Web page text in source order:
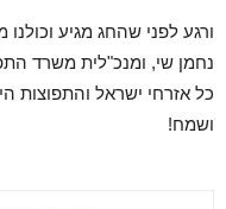
ורגע לפני שהחג מגיע
נחמן שי, ומנכ"לית משרד
כל אזרחי ישראל והתפוצות
ושמח!